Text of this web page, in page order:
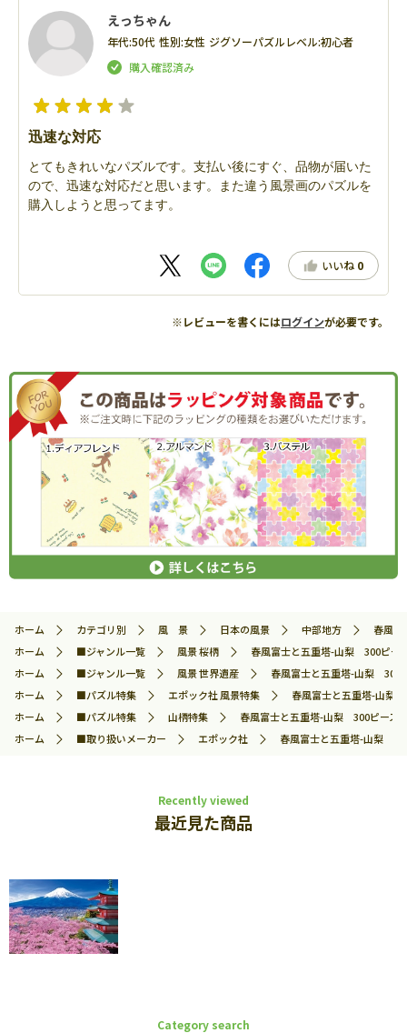
えっちゃん
年代:50代 性別:女性 ジグソーパズルレベル:初心者
迅速な対応
とてもきれいなパズルです。支払い後にすぐ、品物が届いた
ので、迅速な対応だと思います。また違う風景画のパズルを
購入しようと思ってます。
いいね 0
※レビューを書くにはログインが必要です。
ホーム カテゴリ別 風 景 日本の風景 中部地方
春風
ホーム
■ジャンル一覧 風景 桜柄
春風富士と五重塔-山梨 300ピ
ホーム
■ジャンル一覧 風景 世界遺産
春風富士と五重塔-山梨
ホーム
■パズル特集 エポック社 風景特集
春風富士と五重塔-山
ホーム
■パズル特集 山柄特集
春風富士と五重塔-山梨 300ピー
ホーム
■取り扱いメーカー エポック社 春風富士と五重塔-山梨
Recently viewed
最近見た商品
Category search